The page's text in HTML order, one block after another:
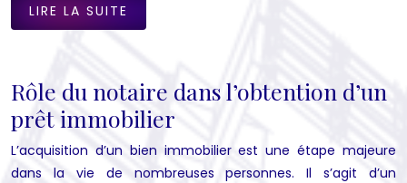
LIRE LA SUITE
Rôle du notaire dans l’obtention d’un
prêt immobilier
L’acquisition d’un bien immobilier est une étape majeure
dans la vie de nombreuses personnes. Il s’agit d’un